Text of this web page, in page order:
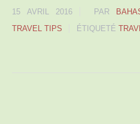
15 AVRIL 2016 PAR
TRAVEL TIPS
ÉTIQUETÉ